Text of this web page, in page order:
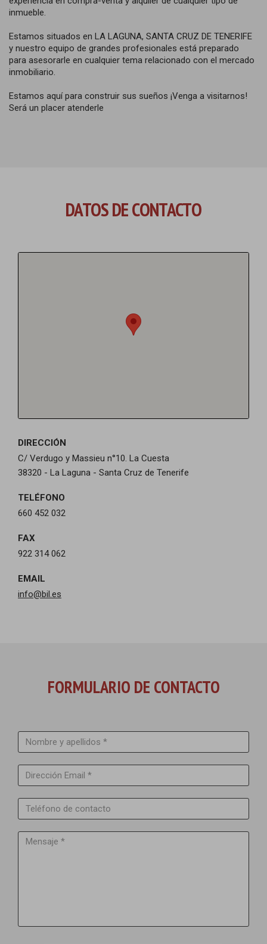
inmueble.
Estamos situados en LA LAGUNA, SANTA CRUZ DE TENERIFE
y nuestro equipo de grandes profesionales está preparado
para asesorarle en cualquier tema relacionado con el mercado
inmobiliario.
Estamos aquí para construir sus sueños ¡Venga a visitarnos!
Será un placer atenderle
DATOS DE CONTACTO
DIRECCIÓN
C/ Verdugo y Massieu n°10. La Cuesta
38320 - La Laguna - Santa Cruz de Tenerife
TELÉFONO
660 452 032
FAX
922 314 062
EMAIL
info@bil.es
FORMULARIO DE CONTACTO